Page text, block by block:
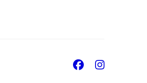
Facebook